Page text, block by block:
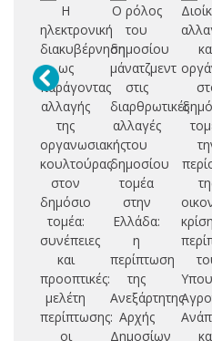
Η
ηλεκτρονική
διακυβέρνηση
ως
παράγοντας
αλλαγής
της
οργανωσιακής
κουλτούρας
στον
δημόσιο
τομέα:
συνέπειες
και
προοπτικές:
μελέτη
περίπτωσης:
οι
Ο ρόλος
του
δημοσίου
μάνατζμεντ
στις
διαρθρωτικές
αλλαγές
του
δημοσίου
τομέα
στην
Ελλάδα:
η
περίπτωση
της
Ανεξάρτητης
Αρχής
Δημοσίων